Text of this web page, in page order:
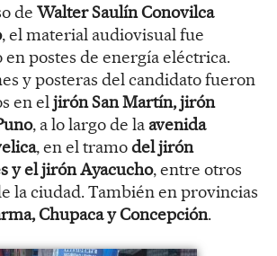
de Walter Saulín Conovilca
, el material audiovisual fue
en postes de energía eléctrica.
y posteras del candidato fueron
en el jirón San Martín, jirón
, a lo largo de la avenida
, en el tramodel jirón
y el jirón Ayacucho, entre otros
la ciudad. También en provincias
Chupaca y Concepción.